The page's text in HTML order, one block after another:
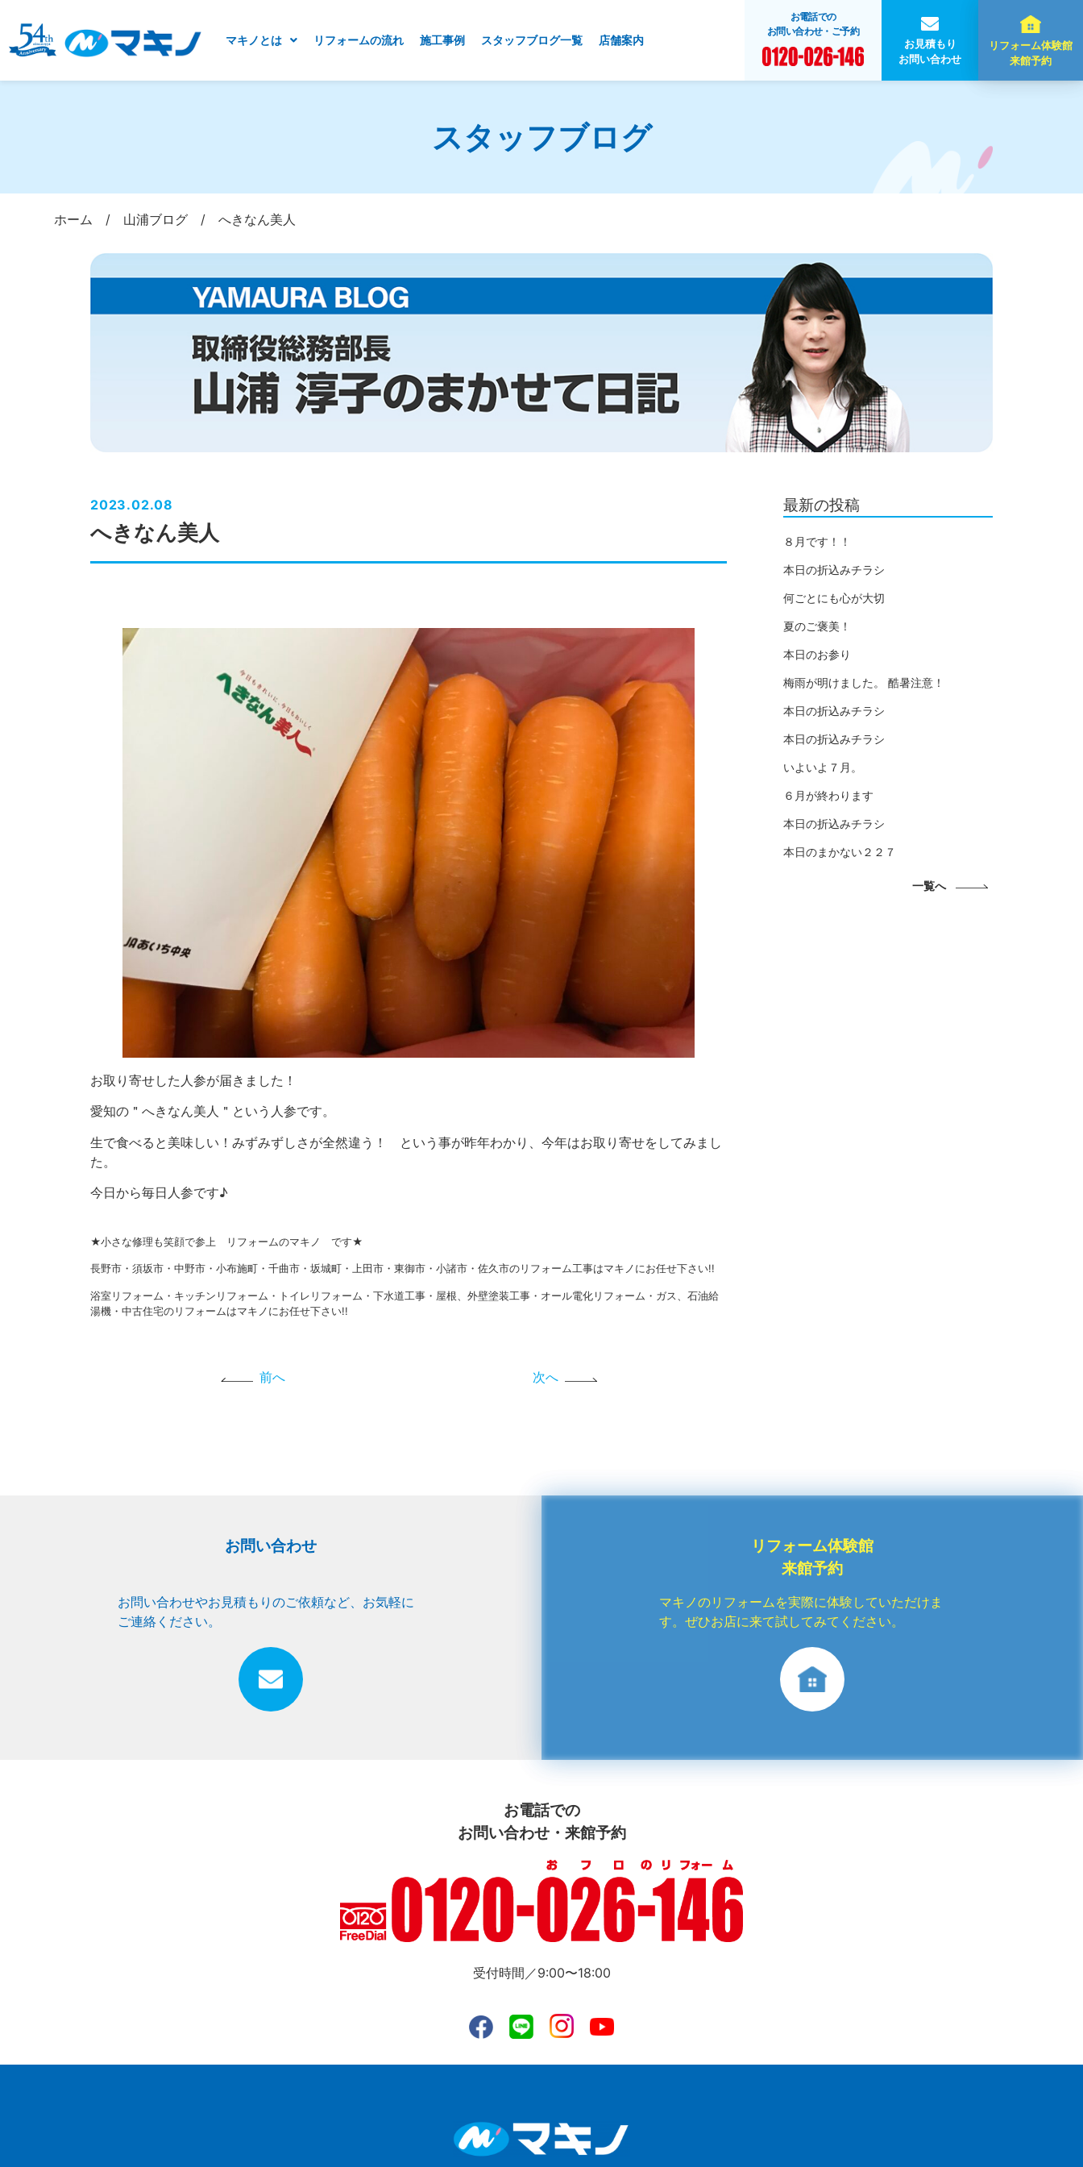
マキノとは リフォームの流れ 施工事例 スタッフブログ一覧 店舗案内
お電話での
お問い合わせ・ご予約
お見積もり
お問い合わせ
リフォーム体験館
来館予約
スタッフブログ
ホーム / 山浦ブログ /へきなん美人
2023.02.08
へきなん美人
お取り寄せした人参が届きました！
愛知の＂へきなん美人＂という人参です。
生で食べると美味しい！みずみずしさが全然違う！ という事が昨年わかり、今年はお取り寄せをしてみまし
た。
今日から毎日人参です♪
★小さな修理も笑顔で参上 リフォームのマキノ です★
長野市・須坂市・中野市・小布施町・千曲市・坂城町・上田市・東御市・小諸市・佐久市のリフォーム工事はマキノにお任せ下さい!!
浴室リフォーム・キッチンリフォーム・トイレリフォーム・下水道工事・屋根、外壁塗装工事・オール電化リフォーム・ガス、石油給
湯機・中古住宅のリフォームはマキノにお任せ下さい!!
前へ 次へ
最新の投稿
８月です！！
本日の折込みチラシ
何ごとにも心が大切
夏のご褒美！
本日のお参り
梅雨が明けました。 酷暑注意！
本日の折込みチラシ
本日の折込みチラシ
いよいよ７月。
６月が終わります
本日の折込みチラシ
本日のまかない２２７
一覧へ
お問い合わせ
お問い合わせやお見積もりのご依頼など、お気軽に
ご連絡ください。
リフォーム体験館
来館予約
マキノのリフォームを実際に体験していただけま
す。ぜひお店に来て試してみてください。
お電話での
お問い合わせ・来館予約
受付時間／9:00〜18:00